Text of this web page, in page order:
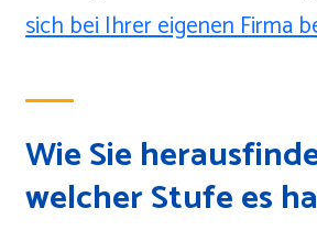
sich bei Ihrer eigenen Firma
Wie Sie
welcher Stufe es